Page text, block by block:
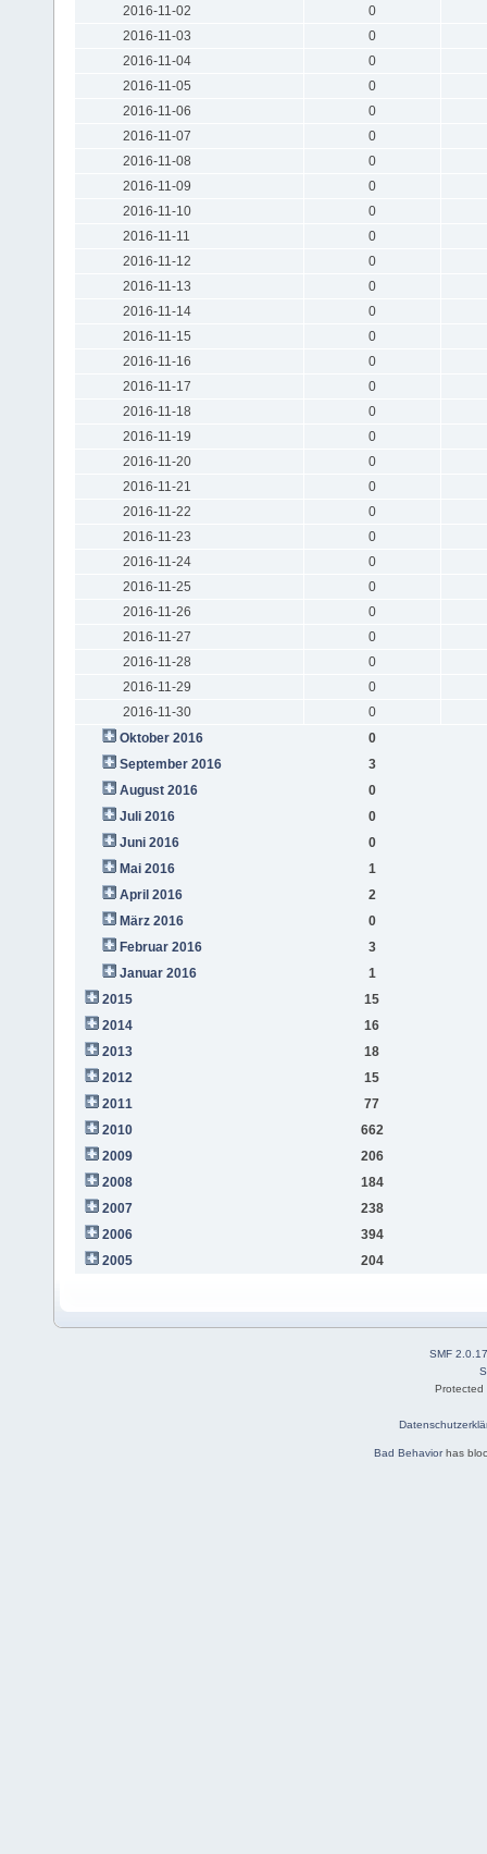
2016-11-02
0
2016-11-03
0
2016-11-04
0
2016-11-05
0
2016-11-06
0
2016-11-07
0
2016-11-08
0
2016-11-09
0
2016-11-10
0
2016-11-11
0
2016-11-12
0
2016-11-13
0
2016-11-14
0
2016-11-15
0
2016-11-16
0
2016-11-17
0
2016-11-18
0
2016-11-19
0
2016-11-20
0
2016-11-21
0
2016-11-22
0
2016-11-23
0
2016-11-24
0
2016-11-25
0
2016-11-26
0
2016-11-27
0
2016-11-28
0
2016-11-29
0
2016-11-30
0
Oktober 2016
0
September 2016
3
August 2016
0
Juli 2016
0
Juni 2016
0
Mai 2016
1
April 2016
2
März 2016
0
Februar 2016
3
Januar 2016
1
2015
15
2014
16
2013
18
2012
15
2011
77
2010
662
2009
206
2008
184
2007
238
2006
394
2005
204
SMF 2.0.17
Bad Behaviorhas